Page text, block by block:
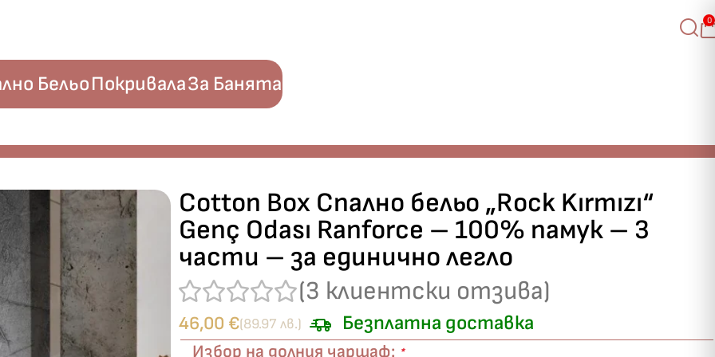
0
БельоПокривалаЗа Банята
Cotton Box Спално бельо „Rock Kırmızı“
Genç Odası Ranforce – 100% памук – 3
части – за единично легло
(3 клиентски отзива)
46,00 €(89.97 лв.) Безплатна доставка
Избор на долния чаршаф: *